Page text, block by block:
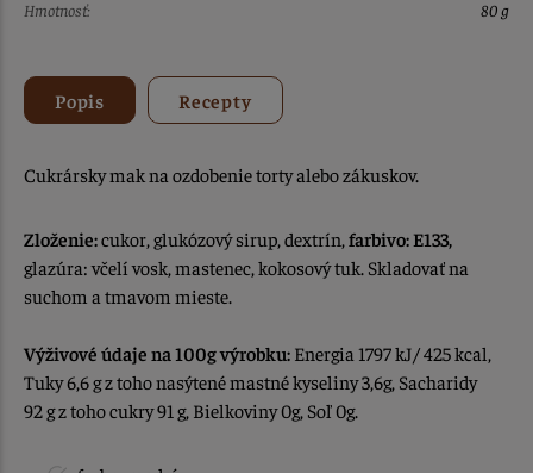
Hmotnosť:
80 g
Popis Recepty
Cukrársky mak na ozdobenie torty alebo zákuskov.
Zloženie:cukor, glukózový sirup, dextrín, farbivo: E133,
glazúra: včelí vosk, mastenec, kokosový tuk. Skladovať na
suchom a tmavom mieste.
Výživové údaje na 100g výrobku: Energia 1797 kJ/ 425 kcal,
Tuky 6,6 g z toho nasýtené mastné kyseliny 3,6g, Sacharidy
92 g z toho cukry 91 g, Bielkoviny 0g, Soľ 0g.